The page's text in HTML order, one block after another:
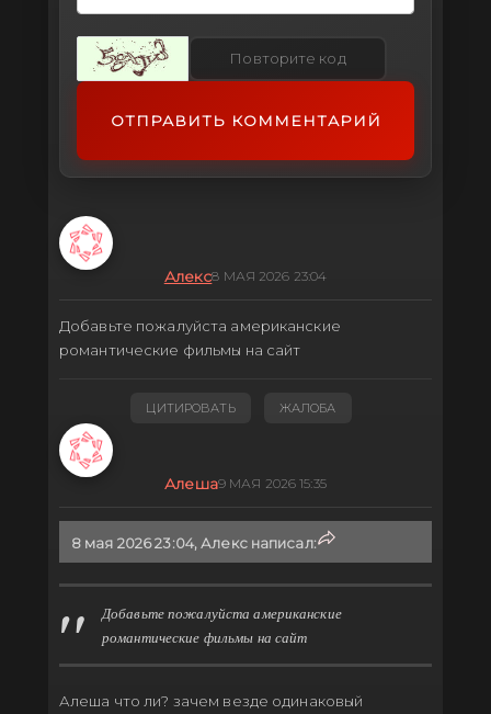
ОТПРАВИТЬ КОММЕНТАРИЙ
Алекс8 МАЯ 2026 23:04
Добавьте пожалуйста американские
романтические фильмы на сайт
ЦИТИРОВАТЬ ЖАЛОБА
Алеша9 МАЯ 2026 15:35
8 мая 2026 23:04, Алекс написал:
Добавьте пожалуйста американские
романтические фильмы на сайт
Алеша что ли? зачем везде одинаковый